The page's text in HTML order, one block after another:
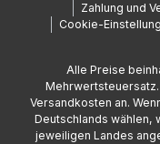
Zahlung und
Cookie-
Alle Preise
Versandkosten an.
Deutschlands wählen,
jeweiligen Landes